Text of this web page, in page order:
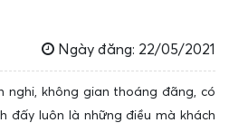
Ngày đăng: 22/05/2021
không gian thoáng đãng, có
đấy luôn là những điều mà khách